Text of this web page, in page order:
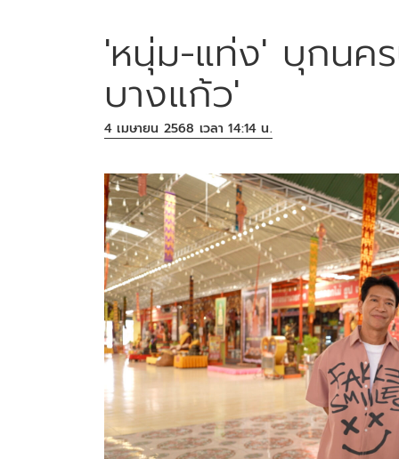
'หนุ่ม-แท่ง' บุกนค
บางแก้ว'
4 เมษายน 2568 เวลา 14:14 น.